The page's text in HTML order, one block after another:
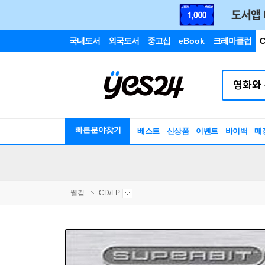
국내도서 외국도서 중고샵 eBook 크레마클럽
빠른분야찾기 베스트 신상품 이벤트 바이백 매
웰컴 CD/LP